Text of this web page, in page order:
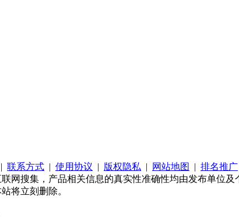
| 联系方式 | 使用协议 | 版权隐私 | 网站地图 | 排名推广
网搜集，产品相关信息的真实性准确性均由发布单位
将立刻删除。